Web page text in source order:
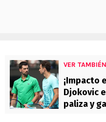
VER TAMBIÉN
¡Impacto
Djokovic
paliza y